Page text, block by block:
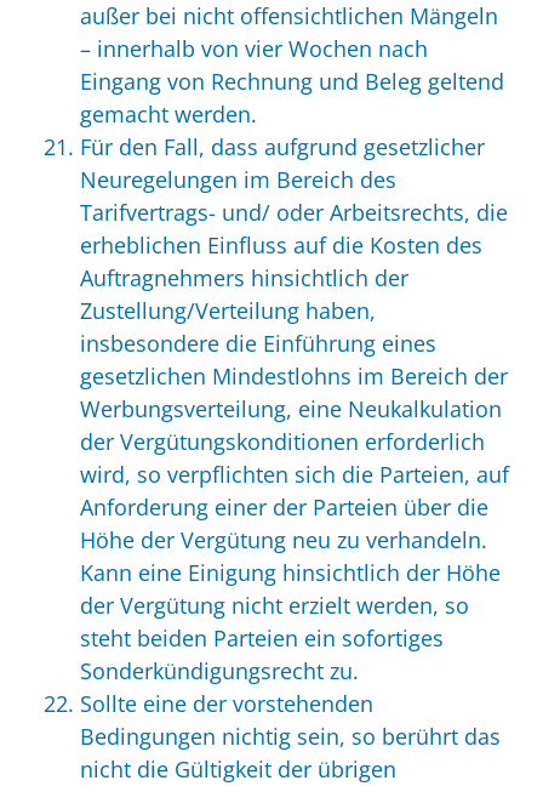
außer bei nicht offensichtlichen Mängeln
– innerhalb von vier Wochen nach
Eingang von Rechnung und Beleg geltend
gemacht werden.
Für den Fall, dass aufgrund gesetzlicher
Neuregelungen im Bereich des
Tarifvertrags- und/ oder Arbeitsrechts, die
erheblichen Einfluss auf die Kosten des
Auftragnehmers hinsichtlich der
Zustellung/Verteilung haben,
insbesondere die Einführung eines
gesetzlichen Mindestlohns im Bereich der
Werbungsverteilung, eine Neukalkulation
der Vergütungskonditionen erforderlich
wird, so verpflichten sich die Parteien, auf
Anforderung einer der Parteien über die
Höhe der Vergütung neu zu verhandeln.
Kann eine Einigung hinsichtlich der Höhe
der Vergütung nicht erzielt werden, so
steht beiden Parteien ein sofortiges
Sonderkündigungsrecht zu.
Sollte eine der vorstehenden
Bedingungen nichtig sein, so berührt das
nicht die Gültigkeit der übrigen